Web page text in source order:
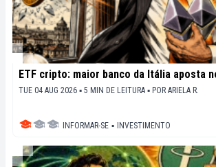
ETF cripto: maior banco da Itália aposta
TUE 04 AUG 2026 ▪ 5 MIN DE LEITURA ▪ POR ARIELA R.
INFORMAR-SE ▪ INVESTIMENTO